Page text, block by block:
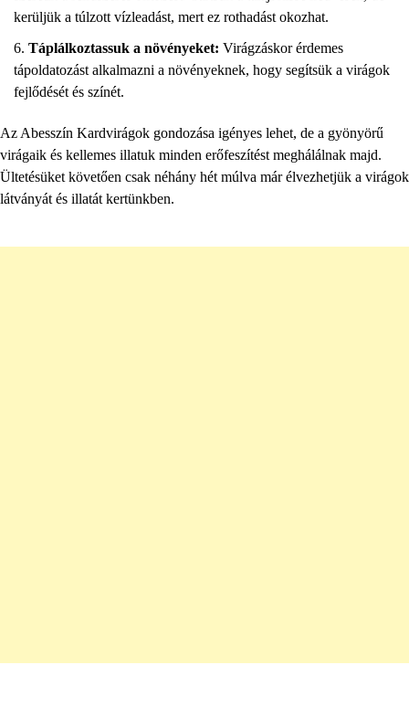
kerüljük a túlzott vízleadást, mert ez rothadást okozhat.
Táplálkoztassuk a növényeket: Virágzáskor érdemes
tápoldatozást alkalmazni a növényeknek, hogy segítsük a virágok
fejlődését és színét.
Az Abesszín Kardvirágok gondozása igényes lehet, de a gyönyörű
virágaik és kellemes illatuk minden erőfeszítést meghálálnak majd.
Ültetésüket követően csak néhány hét múlva már élvezhetjük a virágok
látványát és illatát kertünkben.